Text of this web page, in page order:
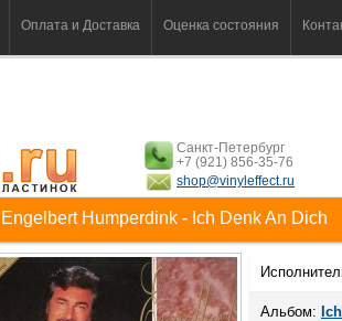
Оплата и Доставка Оценка состояния
Санкт-Петербург
+7 (921) 856-35-76
shop@vinyleffect.ru
Engelbert Humperdink - Ich Denk An Dich
Альбом: